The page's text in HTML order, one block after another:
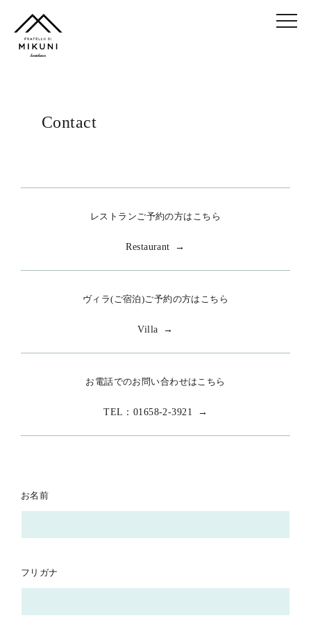
Contact
レストランご予約の方はこちら
Restaurant →
ヴィラ(ご宿泊)ご予約の方はこちら
Villa →
お電話でのお問い合わせはこちら
TEL：01658-2-3921 →
お名前
フリガナ